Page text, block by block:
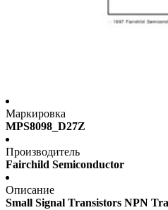
Маркировка
MPS8098_D27Z
Производитель
Fairchild Semiconductor
Описание
Small Signal Transistors NPN